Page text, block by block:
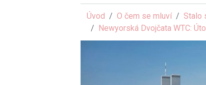
Úvod O čem se mluví
Stalo
Newyorská Dvojčata WTC: